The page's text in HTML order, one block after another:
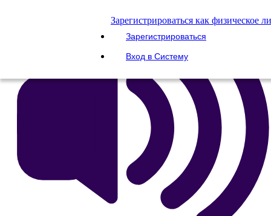
Зарегистрироваться как физическое
Зарегистрироваться
Вход в Систему